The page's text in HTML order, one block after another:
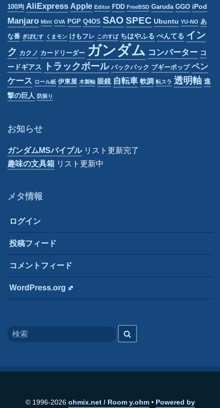
100均 AliExpress Apple Editor FDD FreeBSD Garuda GGO iPod
Manjaro Mint OVA PGP Q4OS SAO SPEC Ubuntu YU-NO あ
な番 ぎぼむす くまモン けもフレ このすば ちはやふる ぺんてる イン
ク カクノ カードリーダー ガンダム コンバーター コ
ードギアス
トラックボール バックパック ブギーポップ ペン
ケース ロール紙 伊東屋 木製軸 眼鏡 自転車 軟調 転スラ 透明軸 進
撃の巨人 防振り
お知らせ
ガンダムMSバイブルリスト更新完了
趣味の文具箱 リスト更新中
メタ情報
ログイン
投稿フィード
コメントフィード
WordPress.org
for
索
© 1996-2026 ohmix.net / Room y.ohm Powered by